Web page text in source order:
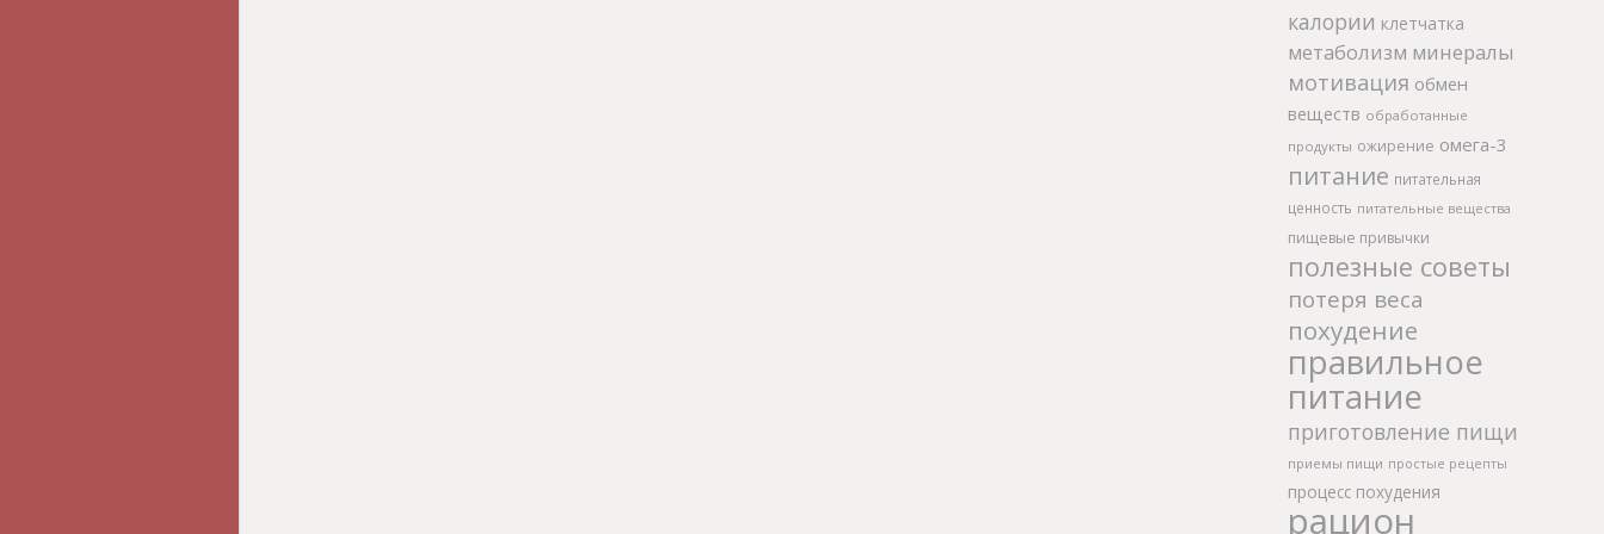
калории клетчатка
метаболизм минералы
мотивация обмен
веществ обработанные
продукты ожирение омега-3
питание питательная
ценность питательные вещества
пищевые привычки
полезные советы
потеря веса
похудение
правильное
питание
приготовление пищи
приемы пищи простые рецепты
процесс похудения
рацион